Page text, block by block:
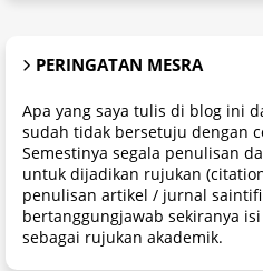
PERINGATAN MESRA
Apa yang saya tulis di blog ini
sudah tidak bersetuju dengan
Semestinya segala penulisan
untuk dijadikan rujukan
penulisan artikel / jurnal
bertanggungjawab sekiranya
sebagai rujukan akademik.